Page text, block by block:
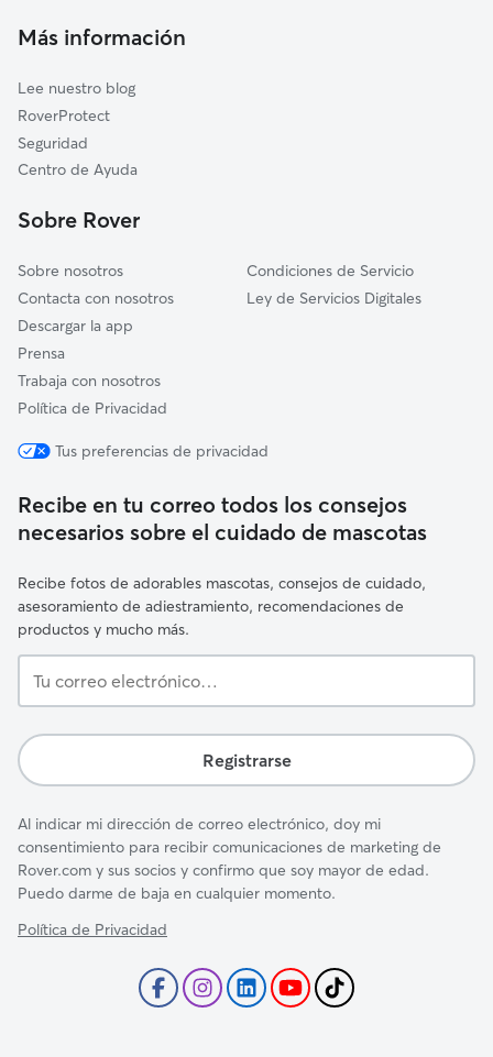
Cuidadores de Gatos en Lupiñén-Ortilla
Más información
Lee nuestro blog
RoverProtect
Seguridad
Centro de Ayuda
Sobre Rover
Sobre nosotros
Contacta con nosotros
Descargar la app
Prensa
Trabaja con nosotros
Política de Privacidad
Condiciones de Servicio
Ley de Servicios Digitales
Tus preferencias de privacidad
Recibe en tu correo todos los consejos
necesarios sobre el cuidado de mascotas
Recibe fotos de adorables mascotas, consejos de cuidado,
asesoramiento de adiestramiento, recomendaciones de
productos y mucho más.
correo
Registrarse
Al indicar mi dirección de correo electrónico, doy mi
consentimiento para recibir comunicaciones de marketing de
Rover.com y sus socios y confirmo que soy mayor de edad.
Puedo darme de baja en cualquier momento.
Política de Privacidad